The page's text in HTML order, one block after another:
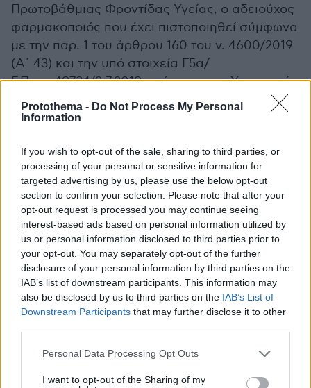
Protothema - Do Not Process My Personal
Information
If you wish to opt-out of the sale, sharing to third parties, or
processing of your personal or sensitive information for
targeted advertising by us, please use the below opt-out
section to confirm your selection. Please note that after your
opt-out request is processed you may continue seeing
interest-based ads based on personal information utilized by
us or personal information disclosed to third parties prior to
your opt-out. You may separately opt-out of the further
disclosure of your personal information by third parties on the
IAB’s list of downstream participants. This information may
also be disclosed by us to third parties on the IAB’s List of
Downstream Participants that may further disclose it to other
Please note that this website/app uses one or more Google
not limited to your visit or usage behaviour. You may click to
Personal Data Processing Opt Outs
I want to opt-out of the Sharing of my
Πρωτοβάθμιας Φροντίδας Υγείας, ο αδειούχος
φαρμακοποιός που έχει πιστοποιηθεί σύμφωνα
με την παρ. 1 του άρθρου 160 του ν. 4600/2019
(Α΄ 43) και την υπό στοιχεία Γ5α/
Γ.Π.οικ.49734/2.7.2019 απόφαση του Υπουργού
Υγείας, περί του καθορισμού όρων,
προϋποθέσεων και διαδικασίας πιστοποίησης
φαρμακεία εποχιακού εμβολιασμού και
χορήγησης αντιτετανικού ορού στους πολίτες
(Β΄ 2811), να προβαίνει στη διενέργεια του
συνόλου των εμβολίων σε ενηλίκους που
αναφέρονται στο Εθνικό Πρόγραμμα
Εμβολιασμών Ενηλίκων, καθώς και στη
διενέργεια του εμβολίου κατά του κορωνοϊού
SARS - CoV - 2, το οποίο συνταγογραφείται
από ιατρούς, εξαιρουμένων των
ανοσοκατασταλμένων ασθενών για τα εμβόλια
ζώντων εξασθενημένων ιών και των εγκύων
για όλα τα εμβόλια πλην του εμβολίου της